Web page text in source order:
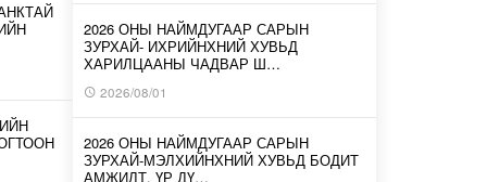
2026 ОНЫ НАЙМДУГААР САРЫН
ЗУРХАЙ- ИХРИЙНХНИЙ ХУВЬД
ХАРИЛЦААНЫ ЧАДВАР Ш…
2026/08/01
2026 ОНЫ НАЙМДУГААР САРЫН
ЗУРХАЙ-МЭЛХИЙНХНИЙ ХУВЬД БОДИТ
АМЖИЛТ, ҮР ДҮ…